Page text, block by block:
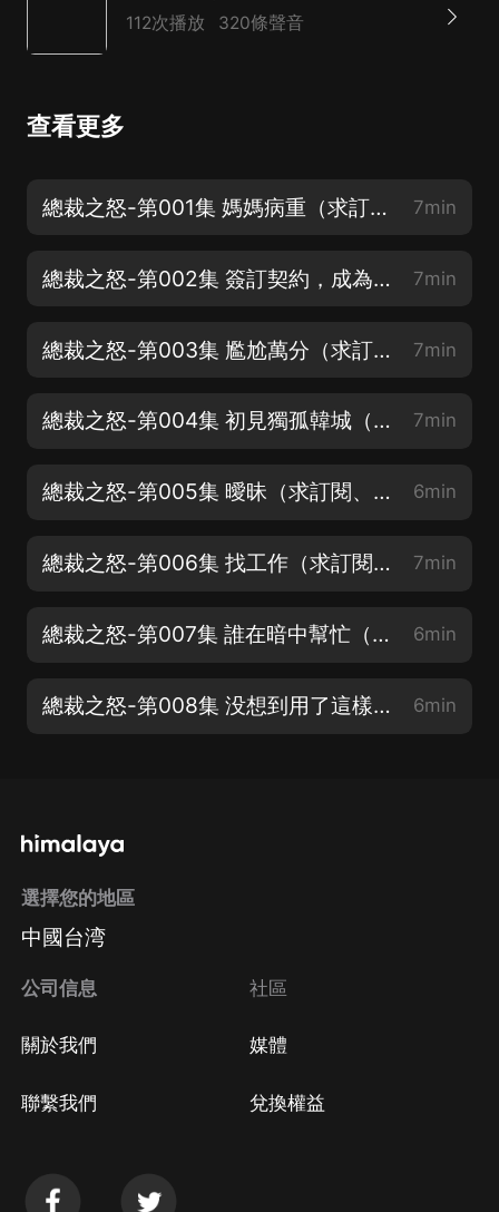
112次播放 320條聲音
查看更多
總裁之怒-第001集 媽媽病重（求訂閱、月票、評論） 7min
總裁之怒-第002集 簽訂契約，成為情人（求訂閱、好評） 7min
總裁之怒-第003集 尷尬萬分（求訂閱、點讚、好評） 7min
總裁之怒-第004集 初見獨孤韓城（求訂閱） 7min
總裁之怒-第005集 曖昧（求訂閱、好評） 6min
總裁之怒-第006集 找工作（求訂閱、月票、評論） 7min
總裁之怒-第007集 誰在暗中幫忙（求訂閱、月票、評論） 6min
總裁之怒-第008集 没想到用了這樣的方式（求評論） 6min
選擇您的地區
中國台湾
公司信息
關於我們
聯繫我們
社區
媒體
兌換權益